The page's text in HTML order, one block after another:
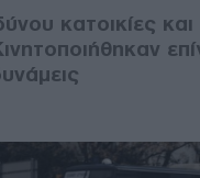
κατοικίες